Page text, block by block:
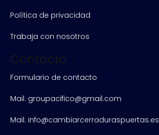
Política de privacidad
Trabaja con nosotros
Contacto
Formulario de contacto
Mail: groupacifico@gmail.com
Mail: info@cambiarcerraduraspuertas.es